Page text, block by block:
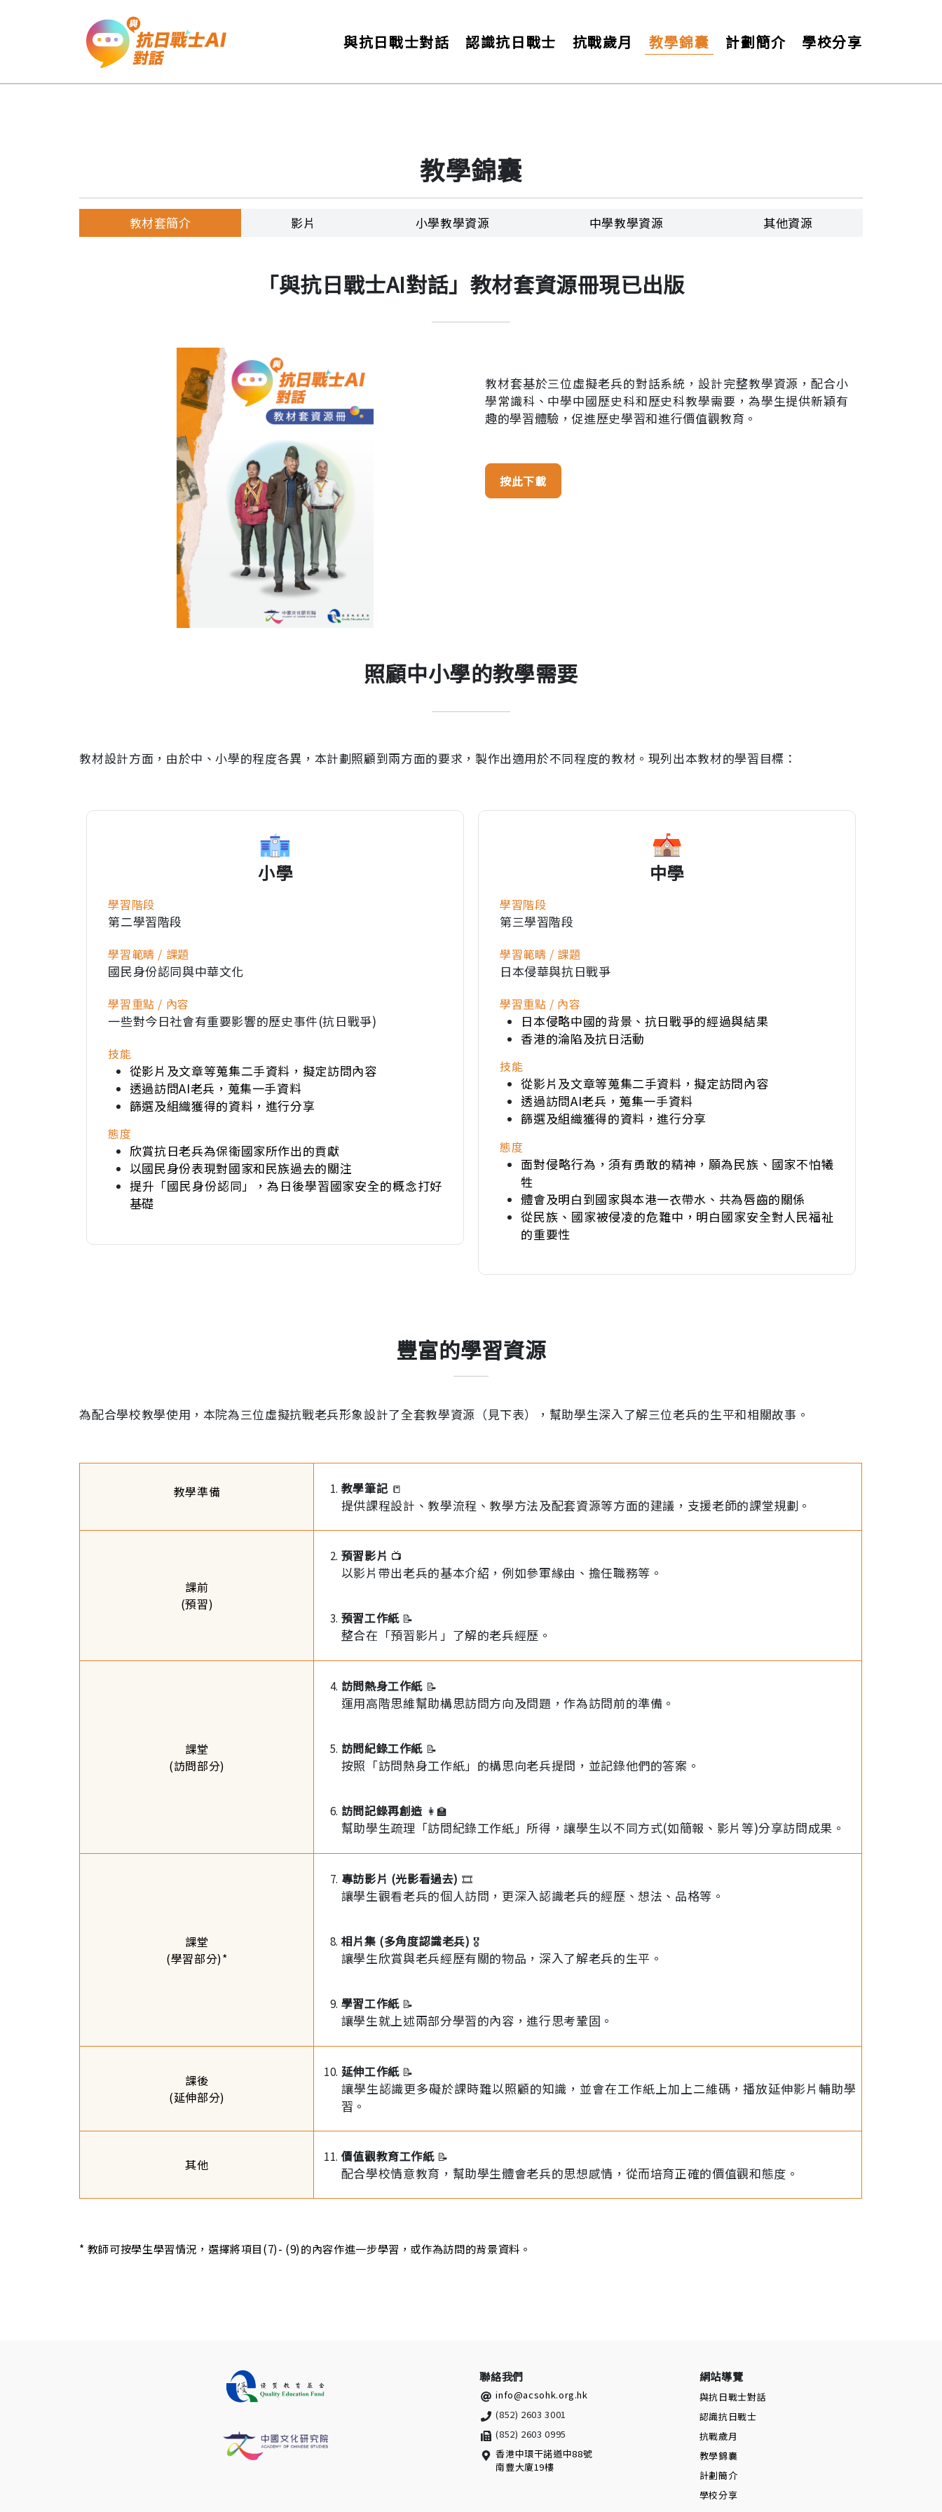
與抗日戰士對話 認識抗日戰士 抗戰歲月 教學錦囊 計劃簡介 學校分享
三位老兵在抗戰期間負責不同崗位，但同樣擁有保家衞國的熱忱。在以他們為代表的中國軍民眾志成城下，微力聚沙成塔，讓中國在艱苦的抗
林珍
查看戰士經歷 黃光漢
教學錦囊
教材套簡介 影片 小學教學資源 中學教學資源 其他資源
「與抗日戰士AI對話」教材套資源冊現已出版
教材套基於三位虛擬老兵的對話系統，設計完整教學資源，配合小
學常識科、中學中國歷史科和歷史科教學需要，為學生提供新穎有
趣的學習體驗，促進歷史學習和進行價值觀教育。
按此下載
照顧中小學的教學需要
教材設計方面，由於中、小學的程度各異，本計劃照顧到兩方面的要求，製作出適用於不同程度的教材。現列出本教材的學習目標：
小學
學習階段
第二學習階段
學習範疇 / 課題
國民身份認同與中華文化
學習重點 / 內容
一些對今日社會有重要影響的歷史事件(抗日戰爭)
技能
從影片及文章等蒐集二手資料，擬定訪問內容
透過訪問AI老兵，蒐集一手資料
篩選及組織獲得的資料，進行分享
態度
欣賞抗日老兵為保衞國家所作出的貢獻
以國民身份表現對國家和民族過去的關注
提升「國民身份認同」，為日後學習國家安全的概念打好
基礎
中學
學習階段
第三學習階段
學習範疇 / 課題
日本侵華與抗日戰爭
學習重點 / 內容
日本侵略中國的背景、抗日戰爭的經過與結果
香港的淪陷及抗日活動
技能
從影片及文章等蒐集二手資料，擬定訪問內容
透過訪問AI老兵，蒐集一手資料
篩選及組織獲得的資料，進行分享
態度
面對侵略行為，須有勇敢的精神，願為民族、國家不怕犧
牲
體會及明白到國家與本港一衣帶水、共為唇齒的關係
從民族、國家被侵凌的危難中，明白國家安全對人民福祉
的重要性
豐富的學習資源
為配合學校教學使用，本院為三位虛擬抗戰老兵形象設計了全套教學資源（見下表），幫助學生深入了解三位老兵的生平和相關故事。
教學準備 教學筆記 📒
提供課程設計、教學流程、教學方法及配套資源等方面的建議，支援老師的課堂規劃。
課前
(預習)
預習影片 📺
以影片帶出老兵的基本介紹，例如參軍緣由、擔任職務等。
預習工作紙 📝
整合在「預習影片」了解的老兵經歷。
課堂
(訪問部分)
訪問熱身工作紙 📝
運用高階思維幫助構思訪問方向及問題，作為訪問前的準備。
訪問紀錄工作紙 📝
按照「訪問熱身工作紙」的構思向老兵提問，並記錄他們的答案。
訪問記錄再創造 👩‍🏫
幫助學生疏理「訪問紀錄工作紙」所得，讓學生以不同方式(如簡報、影片等)分享訪問成果。
課堂
(學習部分)*
專訪影片 (光影看過去) 🎞️
讓學生觀看老兵的個人訪問，更深入認識老兵的經歷、想法、品格等。
相片集 (多角度認識老兵)🎖️
讓學生欣賞與老兵經歷有關的物品，深入了解老兵的生平。
學習工作紙 📝
讓學生就上述兩部分學習的內容，進行思考鞏固。
課後
(延伸部分)
延伸工作紙 📝
讓學生認識更多礙於課時難以照顧的知識，並會在工作紙上加上二維碼，播放延伸影片輔助學
習。
其他 價值觀教育工作紙 📝
配合學校情意教育，幫助學生體會老兵的思想感情，從而培育正確的價值觀和態度。
* 教師可按學生學習情況，選擇將項目(7)- (9)的內容作進一步學習，或作為訪問的背景資料。
聯絡我們
info@acsohk.org.hk​
(852) 2603 3001
(852) 2603 0995
香港中環干諾道中88號
南豐大廈19樓
網站導覽
與抗日戰士對話
認識抗日戰士
抗戰歲月
教學錦囊
計劃簡介
學校分享